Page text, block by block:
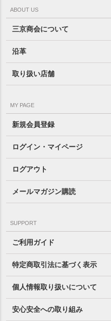
ABOUT US
三京商会について
沿革
取り扱い店舗
MY PAGE
新規会員登録
ログイン・マイページ
ログアウト
メールマガジン購読
SUPPORT
ご利用ガイド
特定商取引法に基づく表示
個人情報取り扱いについて
安心安全への取り組み